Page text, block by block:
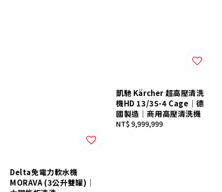
Delta免電力軟水機
MORAVA (3公升雙罐)｜
凱馳 Kärcher 超高壓清洗
機HD 13/35-4 Cage｜德
國製造｜商用高壓清洗機
Regular
NT$ 9,999,999